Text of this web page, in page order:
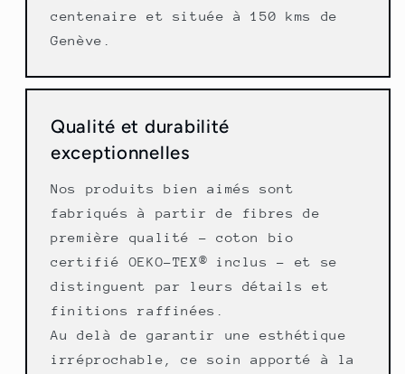
centenaire et située à 150 kms de
Genève.
Qualité et durabilité
exceptionnelles
Nos produits bien aimés sont
fabriqués à partir de fibres de
première qualité - coton bio
certifié OEKO-TEX® inclus - et se
distinguent par leurs détails et
finitions raffinées.
Au delà de garantir une esthétique
irréprochable, ce soin apporté à la